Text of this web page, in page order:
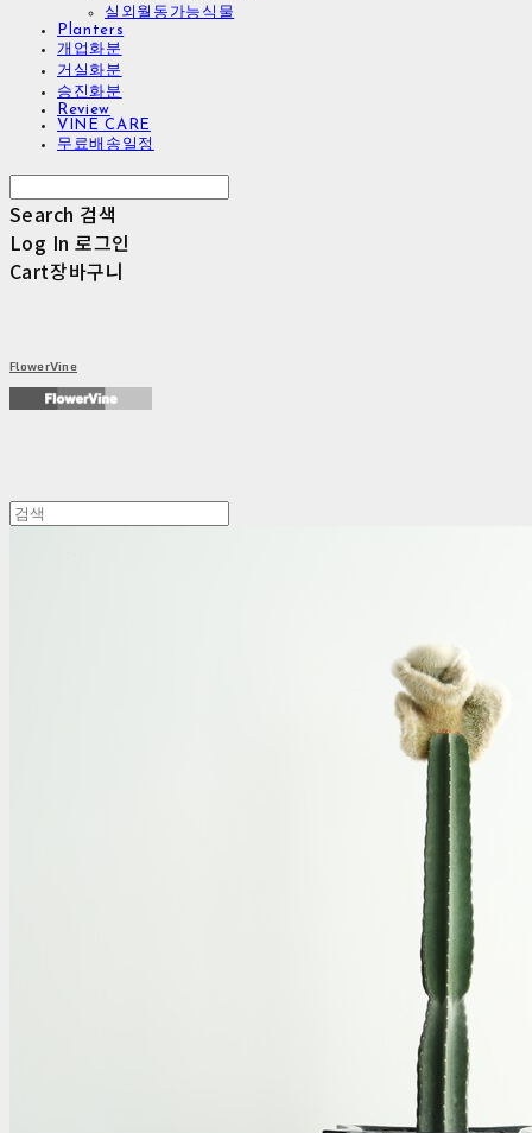
실외월동가능식물
Planters
개업화분
거실화분
승진화분
Review
VINE CARE
무료배송일정
Search 검색
Log In 로그인
Cart장바구니
FlowerVine